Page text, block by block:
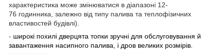
характеристика може змінюватися в діапазоні 12-
76 годинника, залежно від типу палива та теплофізичних
властивостей будівлі).
- широкі похилі дверцята топки зручні для обслуговування й
завантаження насипного палива, і дров великих розмірів.